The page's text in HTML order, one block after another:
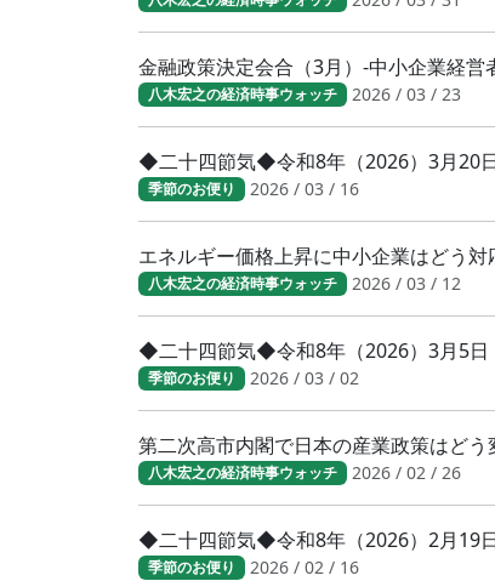
金融政策決定会合（3月）-中小企業経
八木宏之の経済時事ウォッチ 2026 / 03 / 23
◆二十四節気◆令和8年（2026）3月20
季節のお便り 2026 / 03 / 16
エネルギー価格上昇に中小企業はどう対
八木宏之の経済時事ウォッチ 2026 / 03 / 12
◆二十四節気◆令和8年（2026）3月5
季節のお便り 2026 / 03 / 02
第二次高市内閣で日本の産業政策はどう
八木宏之の経済時事ウォッチ 2026 / 02 / 26
◆二十四節気◆令和8年（2026）2月19
季節のお便り 2026 / 02 / 16